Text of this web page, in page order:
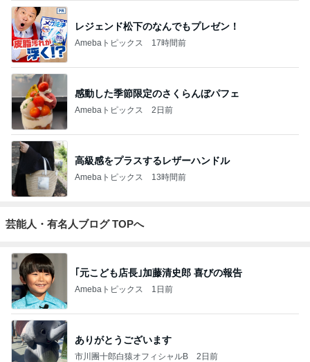
レジェンド松下のなんでもプレゼン！
Amebaトピックス 17時間前
感動した季節限定のさくらんぼパフェ
Amebaトピックス 2日前
高級感をプラスするレザーハンドル
Amebaトピックス 13時間前
芸能人・有名人ブログ TOPへ
｢元こども店長｣加藤清史郎 喜びの報告
Amebaトピックス 1日前
ありがとうございます
市川團十郎白猿オフィシャルB 2日前